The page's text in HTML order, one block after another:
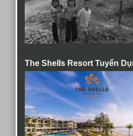
The Shells Resort Tuyển